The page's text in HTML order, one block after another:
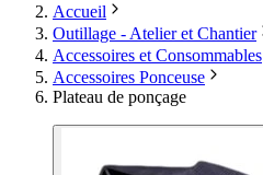
Accueil
Outillage - Atelier et Chantier
Accessoires et Consommables
Accessoires Ponceuse
Plateau de ponçage